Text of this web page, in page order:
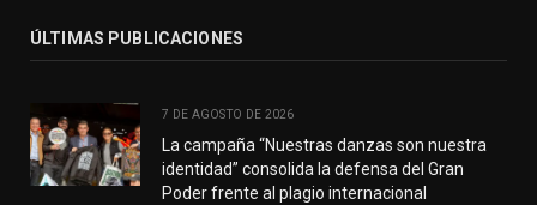
ÚLTIMAS PUBLICACIONES
7 DE AGOSTO DE 2026
La campaña “Nuestras danzas son nuestra
identidad” consolida la defensa del Gran
Poder frente al plagio internacional